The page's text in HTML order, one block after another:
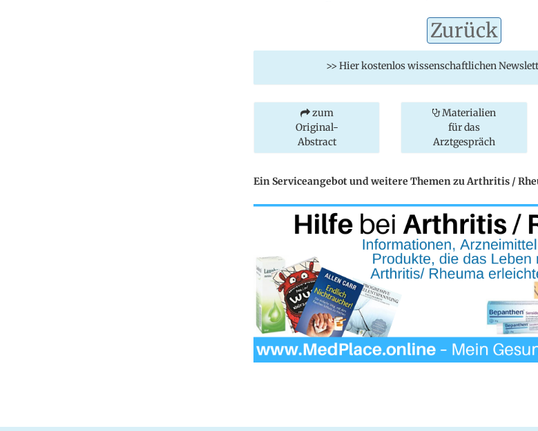
Zurück
>> Hier kostenlos wissenschaftlichen
zum
Original-
Abstract
Materialien
für das
Arztgespräch
Ein Serviceangebot und weitere Themen zu Arthritis /